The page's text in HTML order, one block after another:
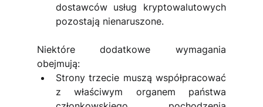
dostawców usług kryptowalutowych
pozostają nienaruszone.
Niektóre dodatkowe wymagania
obejmują:
Strony trzecie muszą współpracować
z właściwym organem państwa